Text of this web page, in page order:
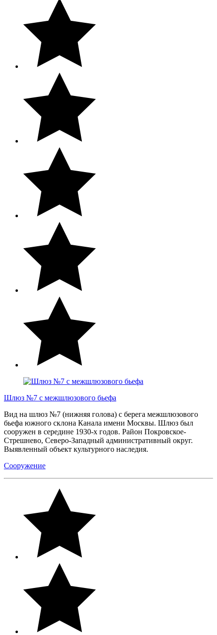
Шлюз №7 с межшлюзового бьефа
Вид на шлюз №7 (нижняя голова) с берега межшлюзового
бьефа южного склона Канала имени Москвы. Шлюз был
сооружен в середине 1930-х годов. Район Покровское-
Стрешнево, Северо-Западный административный округ.
Выявленный объект культурного наследия.
Сооружение